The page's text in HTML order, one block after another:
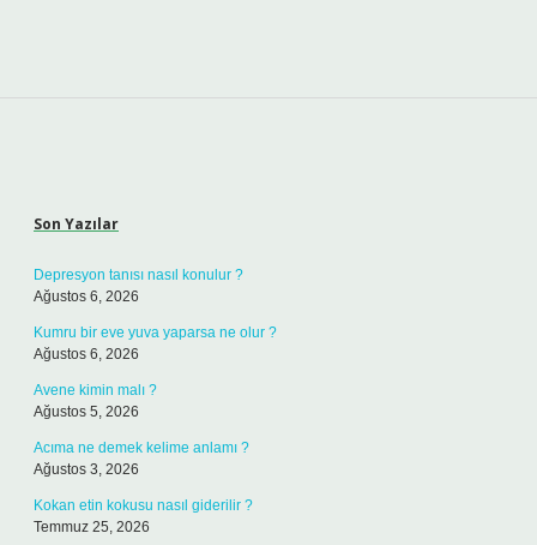
Son Yazılar
Depresyon tanısı nasıl konulur ?
Ağustos 6, 2026
Kumru bir eve yuva yaparsa ne olur ?
Ağustos 6, 2026
Avene kimin malı ?
Ağustos 5, 2026
Acıma ne demek kelime anlamı ?
Ağustos 3, 2026
Kokan etin kokusu nasıl giderilir ?
Temmuz 25, 2026